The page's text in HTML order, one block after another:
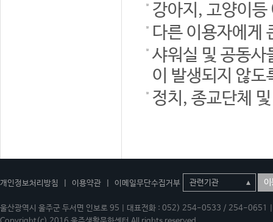
강아지, 고양이
다른 이용자에게
샤워실 및 공동사
이 발생되지 않도
정치, 종교단체
개인정보처리방침 이용약관 이메일무단수집거부 이
울산광역시 울주군 두서면 인보로 95 | 대표전화 : 052) 254-0533 / 254-